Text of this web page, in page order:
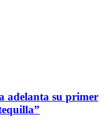
adelanta su primer